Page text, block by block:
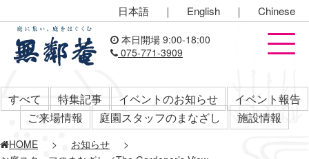
日本語 ｜ English ｜ Chinese
本日開場 9:00-18:00
075-771-3909
すべて 特集記事 イベントのお知らせ
イベント報告
ご来場情報
庭園スタッフのまなざし 施設情報
HOME > お知らせ
>